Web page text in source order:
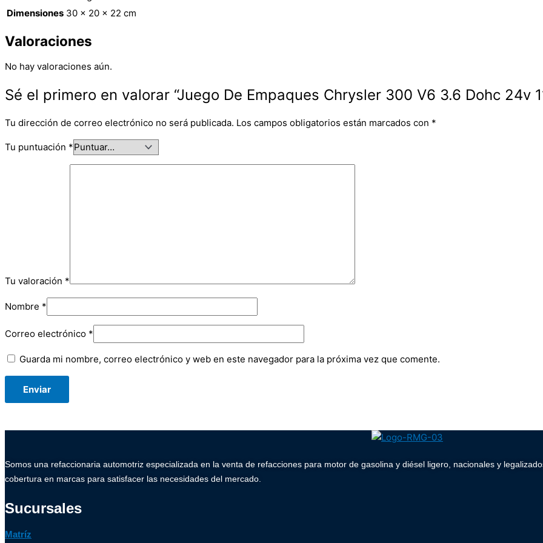
Dimensiones 30 × 20 × 22 cm
Valoraciones
No hay valoraciones aún.
Sé el primero en valorar “Juego De Empaques Chrysler 300 V6 3.6 Dohc 24v
Tu dirección de correo electrónico no será publicada. Los campos obligatorios están marcados con *
Tu puntuación *
Tu valoración *
Nombre *
Correo electrónico *
Guarda mi nombre, correo electrónico y web en este navegador para la próxima vez que comente.
Somos una refaccionaria automotriz especializada en la venta de refacciones para motor de gasolina y diésel ligero, nacionales y
cobertura en marcas para satisfacer las necesidades del mercado.
Sucursales
Matríz